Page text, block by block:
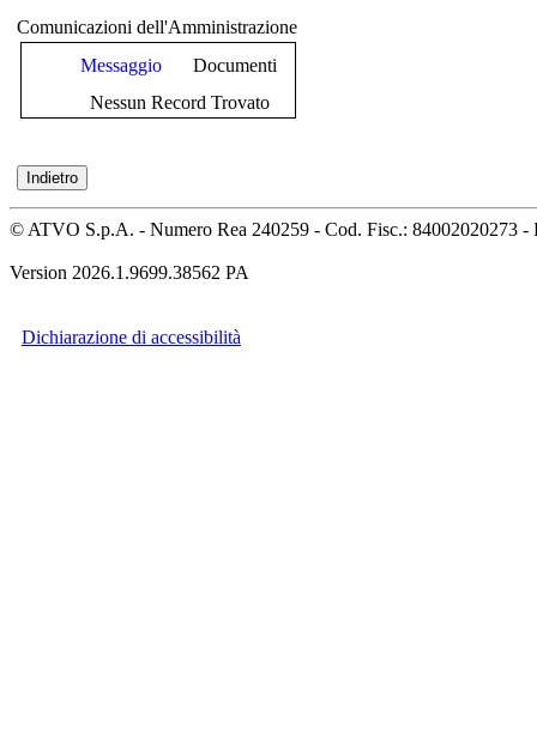
Comunicazioni dell'Amministrazione
Messaggio
Documenti
Nessun Record Trovato
© ATVO S.p.A. - Numero Rea 240259 - Cod. Fisc.: 84002020273 -
Version 2026.1.9699.38562 PA
Dichiarazione di accessibilità